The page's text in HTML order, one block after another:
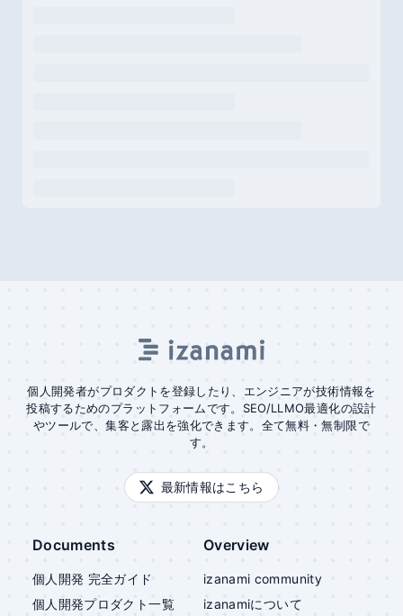
個人開発者がプロダクトを登録したり、エンジニアが技術情報を
投稿するためのプラットフォームです。SEO/LLMO最適化の設計
やツールで、集客と露出を強化できます。全て無料・無制限で
す。
最新情報はこちら
Documents
個人開発 完全ガイド
個人開発プロダクト一覧
Overview
izanami community
izanamiについて